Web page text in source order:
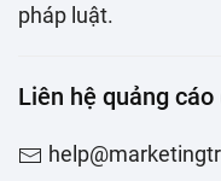
pháp luật.
Liên hệ quảng